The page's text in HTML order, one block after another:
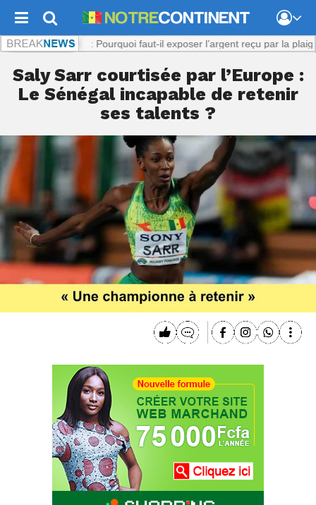
présumé : Pourquoi faut-il exposer l’argent reçu par la plaignante ?
Saly Sarr courtisée par l’Europe :
Le Sénégal incapable de retenir
ses talents ?